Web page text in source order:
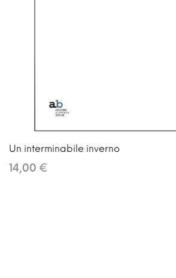
Un interminabile inverno
14,00 €